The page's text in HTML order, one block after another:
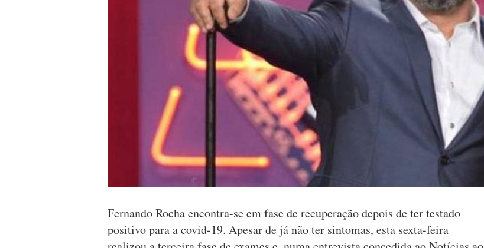
Fernando Rocha encontra-se em fase de recuperação depois de ter testado
positivo para a covid-19. Apesar de já não ter sintomas, esta sexta-feira